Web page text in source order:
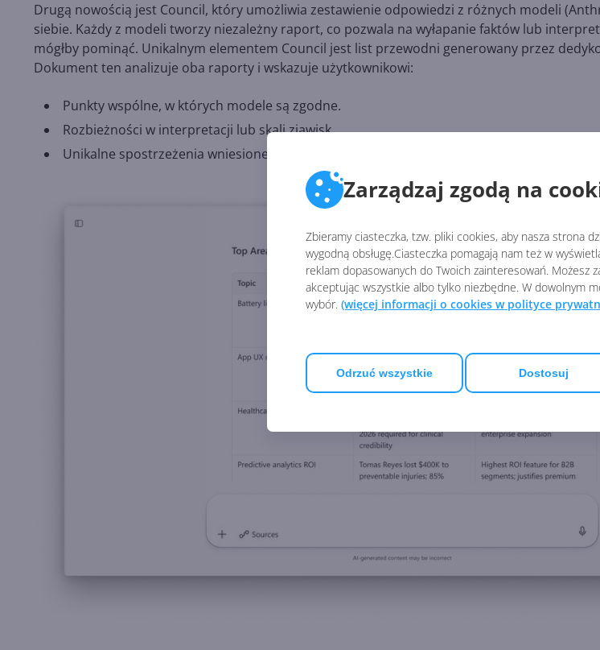
Zarządzaj zgodą na
Zbieramy ciasteczka, tzw. pliki cookies, aby nasza strona
wygodną obsługę.Ciasteczka pomagają nam też w
reklam dopasowanych do Twoich zainteresowań. Możesz
akceptując wszystkie albo tylko niezbędne. W dowolnym
wybór. (więcej informacji o cookies w polityce
Odrzuć wszystkie Dostosuj
Drugą nowością jest Council, który umożliwia zestawienie odpowiedzi z różnych modeli
siebie. Każdy z modeli tworzy niezależny raport, co pozwala na wyłapanie faktów lub
mógłby pominąć. Unikalnym elementem Council jest list przewodni generowany przez
Dokument ten analizuje oba raporty i wskazuje użytkownikowi:
Punkty wspólne, w których modele są zgodne.
Rozbieżności w interpretacji lub skali zjawisk.
Unikalne spostrzeżenia wniesione przez każdą ze stron.